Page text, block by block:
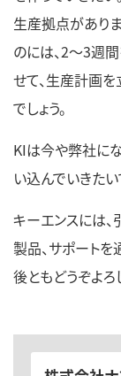
生産拠点があり
のには、2～3週
せて、生産計画
でしょう。
KIは今や弊社にな
い込んでいきたい
キーエンスには、
製品、サポート
後ともどうぞよろ